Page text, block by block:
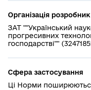
Організація розробник
ЗАТ ""Український
прогресивних
господарстві""
Сфера застосування
Ці Норми